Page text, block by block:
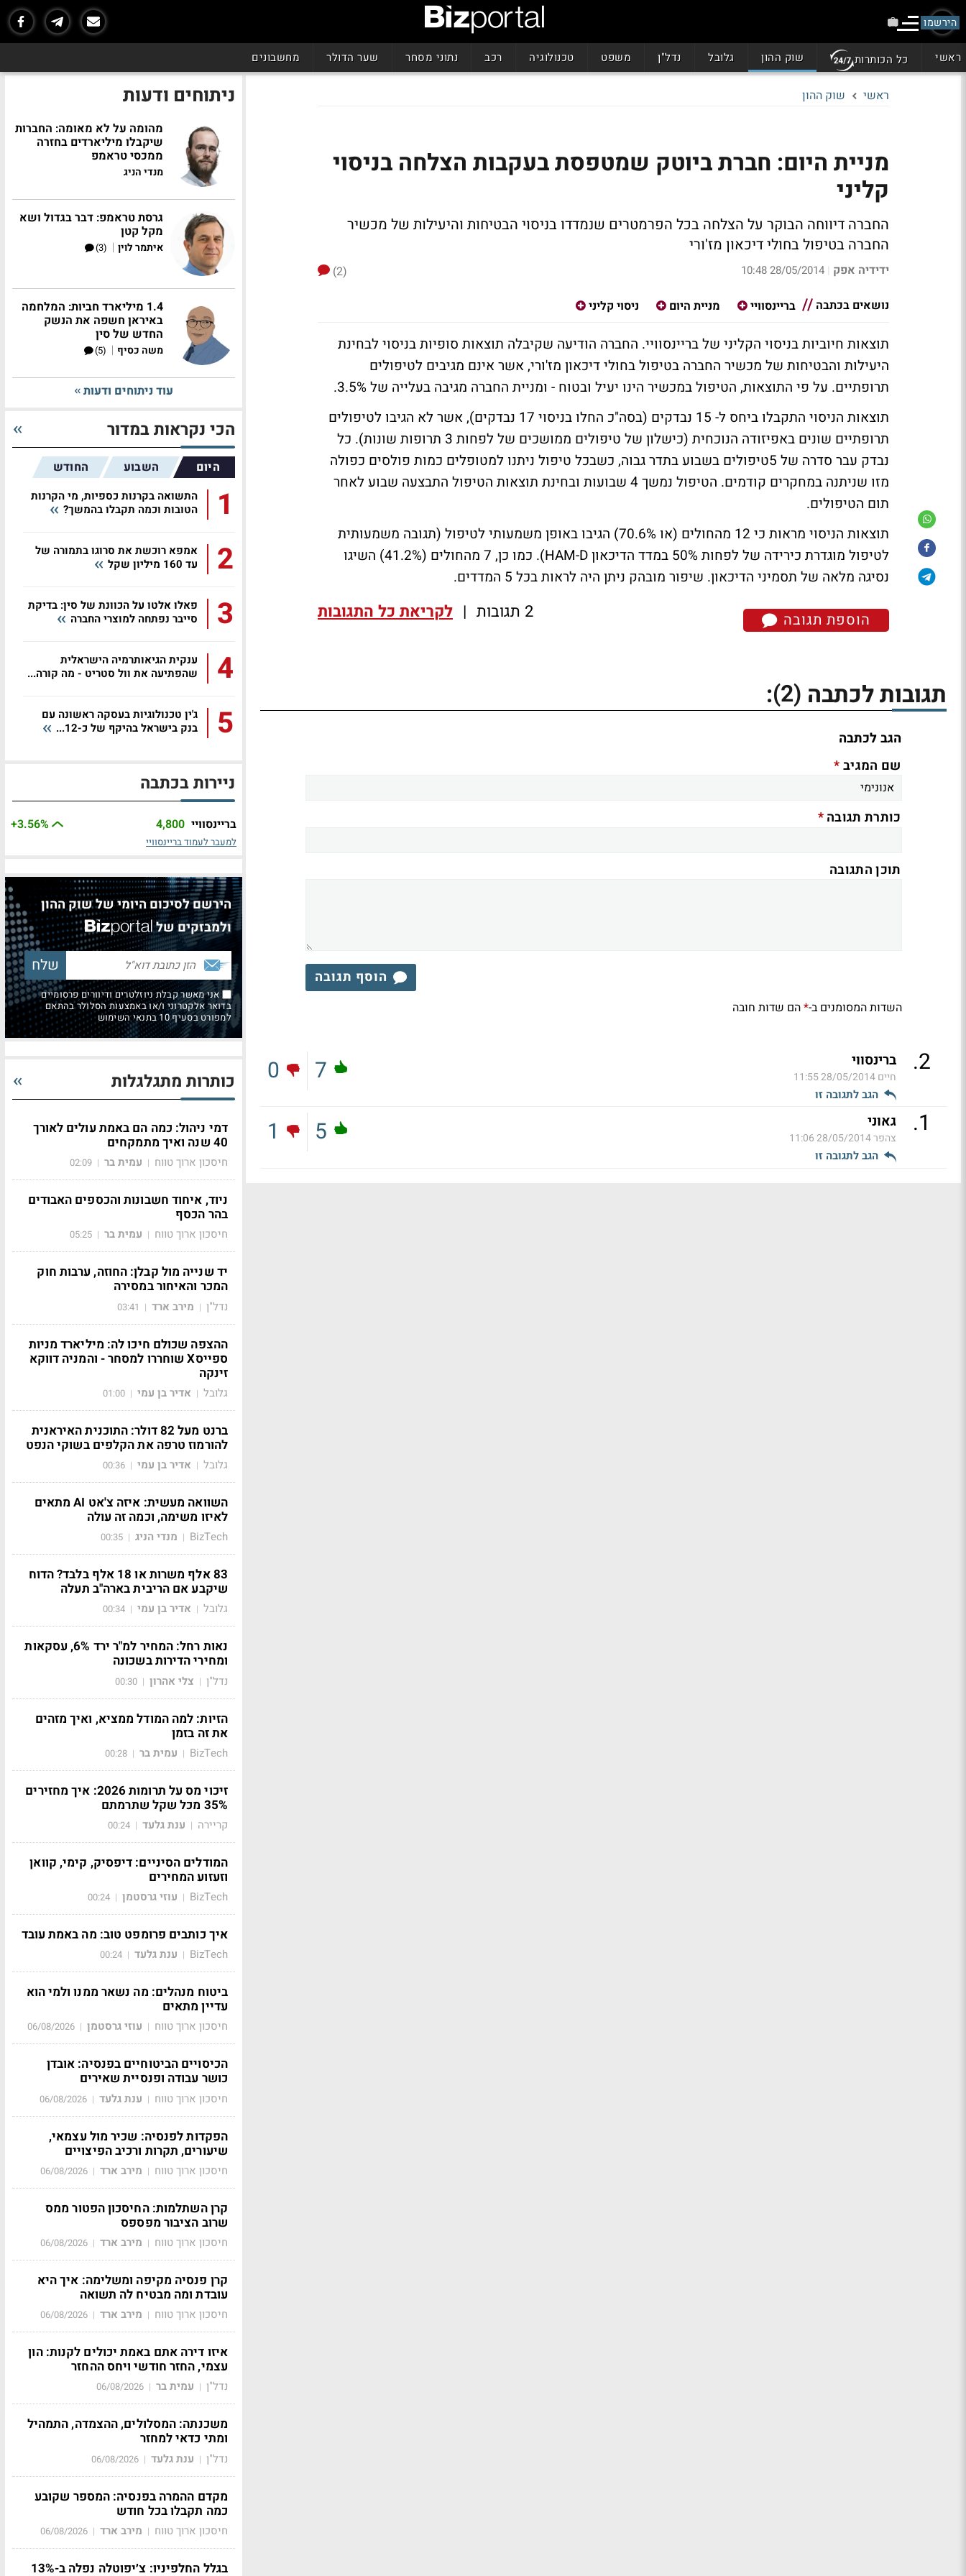
הירשמו
ראשי כל הכותרות שוק ההון גלובל נדל"ן משפט טכנולוגיה רכב נתוני מסחר שער הדולר מחשבונים
ראשי שוק ההון
מניית היום: חברת ביוטק שמטפסת בעקבות הצלחה בניסוי
קליני
החברה דיווחה הבוקר על הצלחה בכל הפרמטרים שנמדדו בניסוי הבטיחות והיעילות של מכשיר
החברה בטיפול בחולי דיכאון מז'ורי
ידידיה אפק |
28/05/2014 10:48
(2)
נושאים בכתבה
בריינסוויי מניית היום ניסוי קליני
תוצאות חיוביות בניסוי הקליני של בריינסוויי. החברה הודיעה שקיבלה תוצאות סופיות בניסוי לבחינת
היעילות והבטיחות של מכשיר החברה בטיפול בחולי דיכאון מז'ורי, אשר אינם מגיבים לטיפולים
תרופתיים. על פי התוצאות, הטיפול במכשיר הינו יעיל ובטוח - ומניית החברה מגיבה בעלייה של 3.5%.
תוצאות הניסוי התקבלו ביחס ל- 15 נבדקים (בסה"כ החלו בניסוי 17 נבדקים), אשר לא הגיבו לטיפולים
תרופתיים שונים באפיזודה הנוכחית (כישלון של טיפולים ממושכים של לפחות 3 תרופות שונות). כל
נבדק עבר סדרה של 5טיפולים בשבוע בתדר גבוה, כשבכל טיפול ניתנו למטופלים כמות פולסים כפולה
מזו שניתנה במחקרים קודמים. הטיפול נמשך 4 שבועות ובחינת תוצאות הטיפול התבצעה שבוע לאחר
תום הטיפולים.
תוצאות הניסוי מראות כי 12 מהחולים (או 70.6%) הגיבו באופן משמעותי לטיפול (תגובה משמעותית
לטיפול מוגדרת כירידה של לפחות 50% במדד הדיכאון HAM-D). כמו כן, 7 מהחולים (41.2%) השיגו
נסיגה מלאה של תסמיני הדיכאון. שיפור מובהק ניתן היה לראות בכל 5 המדדים.
הוספת תגובה 2 תגובות | לקריאת כל התגובות
תגובות לכתבה (2)
:
הגב לכתבה
שם המגיב*
כותרת תגובה*
תוכן התגובה
הוסף תגובה
השדות המסומנים ב-*הם שדות חובה
2
. ברינסווי
חיים28/05/2014 11:55
הגב לתגובה זו
7
0
1
. גאוני
צהפר28/05/2014 11:06
הגב לתגובה זו
5
1
ניתוחים ודעות
מהומה על לא מאומה: החברות
שיקבלו מיליארדים בחזרה
ממכסי טראמפ
מנדי הניג
גרסת טראמפ: דבר בגדול ושא
מקל קטן
איתמר לוין |
(3)
1.4 מיליארד חביות: המלחמה
באיראן חשפה את הנשק
החדש של סין
משה כסיף |
(5)
עוד ניתוחים ודעות
הכי נקראות במדור
היום השבוע החודש
1
התשואה בקרנות כספיות, מי הקרנות
הטובות וכמה תקבלו בהמשך?
2
אמפא רוכשת את סרוגו בתמורה של
עד 160 מיליון שקל
3
פאלו אלטו על הכוונת של סין: בדיקת
סייבר נפתחה למוצרי החברה
4
ענקית הגיאותרמיה הישראלית
שהפתיעה את וול סטריט - מה קורה...
5
ג'ין טכנולוגיות בעסקה ראשונה עם
בנק בישראל בהיקף של כ-12...
ניירות בכתבה
בריינסוויי 4,800
+3.56%
למעבר לעמוד בריינסוויי
הירשם לסיכום היומי של שוק ההון
ולמבזקים של
אני מאשר קבלת ניוזלטרים ודיוורים פרסומיים
בדואר אלקטרוני ו/או באמצעות הסלולר בהתאם
למפורט בסעיף 10 בתנאי השימוש
כותרות מתגלגלות
דמי ניהול: כמה הם באמת עולים לאורך
40 שנה ואיך מתמקחים
חיסכון ארוך טווח | עמית בר |
02:09
ניוד, איחוד חשבונות והכספים האבודים
בהר הכסף
חיסכון ארוך טווח | עמית בר |
05:25
יד שנייה מול קבלן: החוזה, ערבות חוק
המכר והאיחור במסירה
נדל"ן | מירב ארד |
03:41
ההצפה שכולם חיכו לה: מיליארד מניות
ספייסX שוחררו למסחר - והמניה דווקא
זינקה
גלובל | אדיר בן עמי |
01:00
ברנט מעל 82 דולר: התוכנית האיראנית
להורמוז טרפה את הקלפים בשוקי הנפט
גלובל | אדיר בן עמי |
00:36
השוואה מעשית: איזה צ'אט AI מתאים
לאיזו משימה, וכמה זה עולה
BizTech
| מנדי הניג |
00:35
83 אלף משרות או 18 אלף בלבד? הדוח
שיקבע אם הריבית בארה"ב תעלה
גלובל | אדיר בן עמי |
00:34
נאות רחל: המחיר למ"ר ירד 6%, עסקאות
ומחירי הדירות בשכונה
נדל"ן | צלי אהרון |
00:30
הזיות: למה המודל ממציא, ואיך מזהים
את זה בזמן
BizTech
| עמית בר |
00:28
זיכוי מס על תרומות 2026: איך מחזירים
35% מכל שקל שתרמתם
קריירה | ענת גלעד |
00:24
המודלים הסיניים: דיפסיק, קימי, קוואן
וזעזוע המחירים
BizTech
| עוזי גרסטמן |
00:24
איך כותבים פרומפט טוב: מה באמת עובד
BizTech
| ענת גלעד |
00:24
ביטוח מנהלים: מה נשאר ממנו ולמי הוא
עדיין מתאים
חיסכון ארוך טווח | עוזי גרסטמן |
06/08/2026
הכיסויים הביטוחיים בפנסיה: אובדן
כושר עבודה ופנסיית שאירים
חיסכון ארוך טווח | ענת גלעד |
06/08/2026
הפקדות לפנסיה: שכיר מול עצמאי,
שיעורים, תקרות ורכיב הפיצויים
חיסכון ארוך טווח | מירב ארד |
06/08/2026
קרן השתלמות: החיסכון הפטור ממס
שרוב הציבור מפספס
חיסכון ארוך טווח | מירב ארד |
06/08/2026
קרן פנסיה מקיפה ומשלימה: איך היא
עובדת ומה מבטיח לה תשואה
חיסכון ארוך טווח | מירב ארד |
06/08/2026
איזו דירה אתם באמת יכולים לקנות: הון
עצמי, החזר חודשי ויחס ההחזר
נדל"ן | עמית בר |
06/08/2026
משכנתה: המסלולים, ההצמדה, התמהיל
ומתי כדאי למחזר
נדל"ן | ענת גלעד |
06/08/2026
מקדם ההמרה בפנסיה: המספר שקובע
כמה תקבלו בכל חודש
חיסכון ארוך טווח | מירב ארד |
06/08/2026
בגלל החלפיניו: צ׳יפוטלה נפלה ב-13%